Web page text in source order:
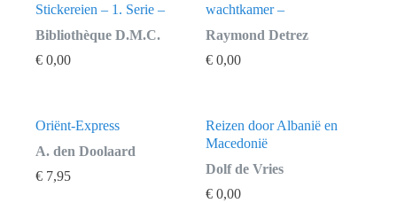
Stickereien – 1. Serie –
Bibliothèque D.M.C.
€ 0,00
wachtkamer –
Raymond Detrez
€ 0,00
Oriënt-Express
A. den Doolaard
€ 7,95
Reizen door Albanië en
Macedonië
Dolf de Vries
€ 0,00